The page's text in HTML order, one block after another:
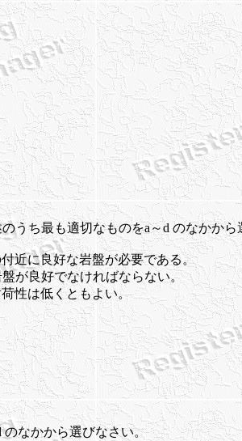
うち最も適切なものをa～d のなかから
近に良好な岩盤が必要である。
が良好でなければならない。
性は低くともよい。
のなかから選びなさい。